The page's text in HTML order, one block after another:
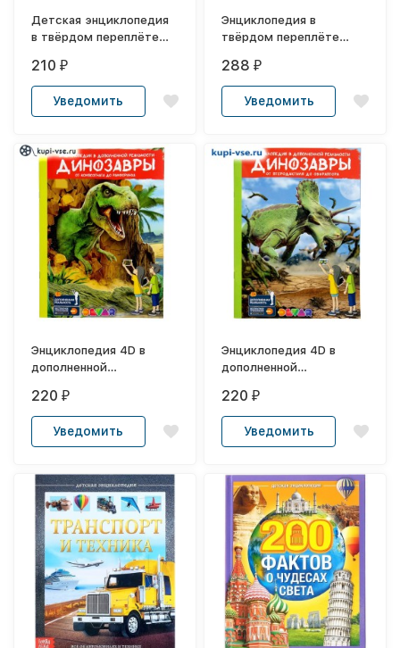
Детская энциклопедия
в твёрдом переплёте
динозавры»
210₽
Уведомить
Энциклопедия в
твёрдом переплёте
«почему», 64 стр.
288₽
Уведомить
Энциклопедия 4D в
дополненной
«Динозавры: от
компсогната до
рамфоринха»
220₽
Уведомить
Энциклопедия 4D в
дополненной
«Динозавры: от
птеродактиля до
овираптора»
220₽
Уведомить